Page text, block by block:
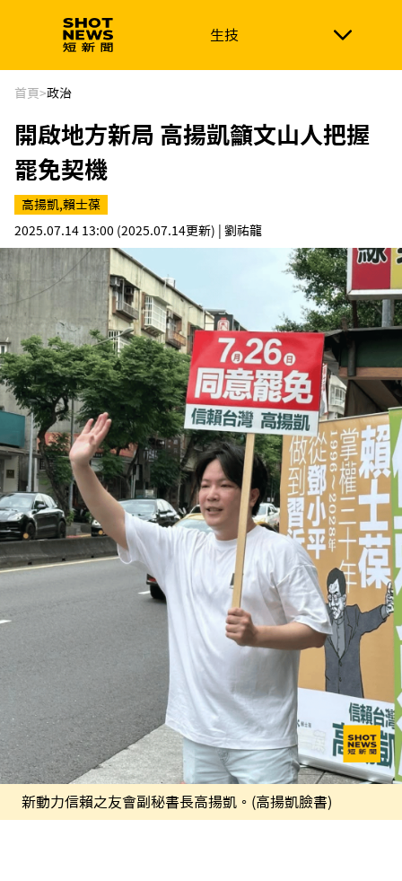
生技
生技 政治
新南向 體育
首頁>政治
開啟地方新局 高揚凱籲文山人把握
罷免契機
高揚凱,賴士葆
2025.07.14 13:00 (2025.07.14更新) | 劉祐龍
新動力信賴之友會副秘書長高揚凱。(高揚凱臉書)